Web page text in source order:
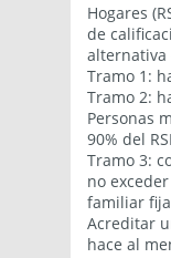
Hogares
de
alternativa
Tramo 1:
Tramo 2:
Personas
90% del
Tramo 3:
no
familiar
Acreditar
hace al